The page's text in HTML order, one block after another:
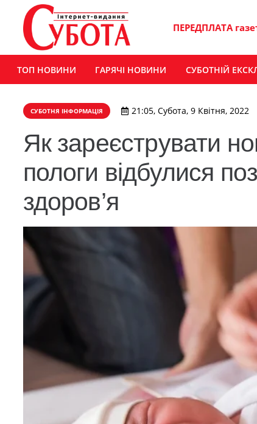
ПЕРЕДПЛАТА
ТОП НОВИНИ ГАРЯЧІ НОВИНИ СУБОТНІЙ
СУБОТНЯ ІНФОРМАЦІЯ 21:05, Субота, 9 Квітня, 2022
Як зареєструвати
пологи відбулися
здоров’я